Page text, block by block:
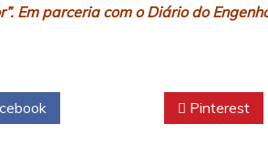
Em parceria com o Diário do
Pinterest